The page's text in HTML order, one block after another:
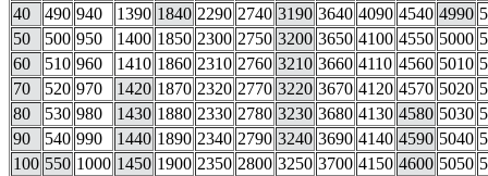
40
490 940 1390 1840 2290 2740 3190 3640 4090 4540 4990
50
500 950 1400 1850 2300 2750 3200 3650 4100 4550 5000
60
510 960 1410 1860 2310 2760 3210 3660 4110 4560 5010
70
520 970 1420 1870 2320 2770 3220 3670 4120 4570 5020
80
530 980 1430 1880 2330 2780 3230 3680 4130 4580 5030
90
540 990 1440 1890 2340 2790 3240 3690 4140 4590 5040
100 550 1000 1450 1900 2350 2800 3250 3700 4150 4600 5050